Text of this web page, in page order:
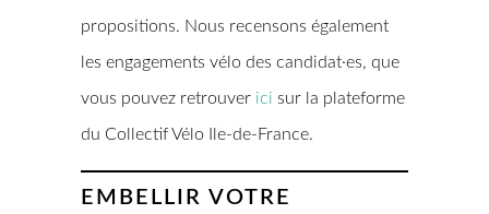
propositions. Nous recensons également
les engagements vélo des candidat·es, que
vous pouvez retrouver ici sur la plateforme
du Collectif Vélo Ile-de-France.
EMBELLIR VOTRE